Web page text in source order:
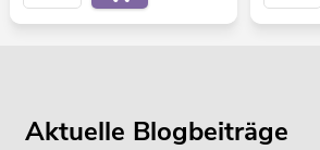
Aktuelle Blogbeiträge